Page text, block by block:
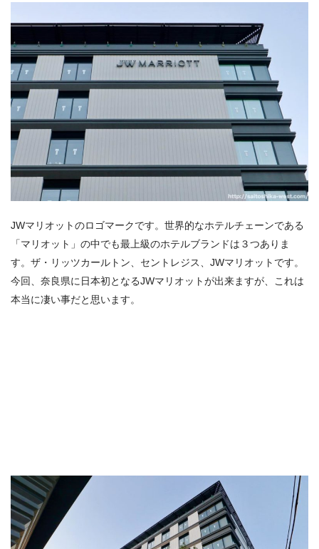
JWマリオットのロゴマークです。世界的なホテルチェーンである
「マリオット」の中でも最上級のホテルブランドは３つありま
す。ザ・リッツカールトン、セントレジス、JWマリオットです。
今回、奈良県に日本初となるJWマリオットが出来ますが、これは
本当に凄い事だと思います。